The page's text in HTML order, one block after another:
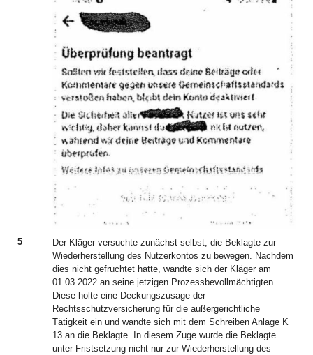
5
Der Kläger versuchte zunächst selbst, die Beklagte zur
Wiederherstellung des Nutzerkontos zu bewegen. Nachdem
dies nicht gefruchtet hatte, wandte sich der Kläger am
01.03.2022 an seine jetzigen Prozessbevollmächtigten.
Diese holte eine Deckungszusage der
Rechtsschutzversicherung für die außergerichtliche
Tätigkeit ein und wandte sich mit dem Schreiben Anlage K
13 an die Beklagte. In diesem Zuge wurde die Beklagte
unter Fristsetzung nicht nur zur Wiederherstellung des